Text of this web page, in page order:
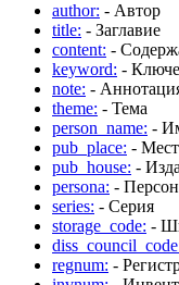
author: - Автор
title: - Заглавие
content: -
keyword: -
note: -
theme: - Тема
person_name: -
pub_place: -
pub_house: -
persona: -
series: - Серия
storage_code: -
regnum: -